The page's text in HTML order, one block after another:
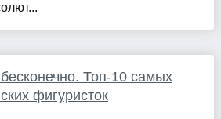
Топ-10 самых
фигуристок